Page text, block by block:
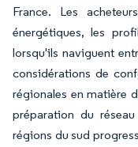
France. Les
énergétiques, les
lorsqu'ils naviguent
considérations de
régionales en matière
préparation du
régions du sud